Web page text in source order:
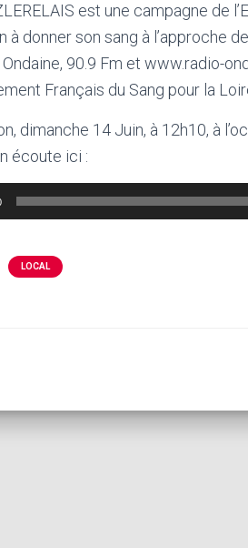
est une campagne de
à donner son sang à l’approche
90.9 Fm et www.radio-
Français du Sang pour la
dimanche 14 Juin, à 12h10, à
écoute ici :
LOCAL